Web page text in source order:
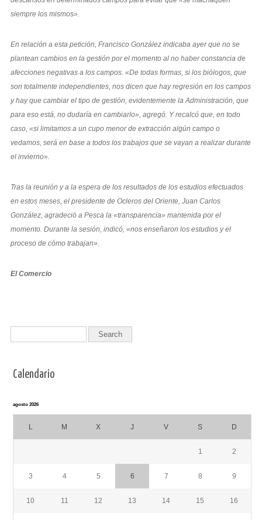
siempre los mismos».
En relación a esta petición, Francisco González indicaba ayer que no se
plantean cambios en la gestión por el momento al no haber constancia de
afecciones negativas a los campos. «De todas formas, si los biólogos, que
son totalmente independientes, nos dicen que hay regresión en los campos
y hay que cambiar el tipo de gestión, evidentemente la Administración, que
para eso está, no dudaría en cambiarlo», agregó. Y recalcó que, en todo
caso, «si limitamos a un cupo menor de extracción algún campo o
vedamos, será en base a todos los trabajos que se vayan a realizar durante
el invierno».
Tras la reunión y a la espera de los resultados de los estudios efectuados
en estos meses, el presidente de Ocleros del Oriente, Juan Carlos
González, agradeció a Pesca la «transparencia» mantenida por el
momento. Durante la sesión, indicó, «nos enseñaron los estudios y el
proceso de cómo trabajan».
El Comercio
Calendario
agosto 2026
L M X J V S D
1 2
3 4 5 6 7 8 9
10 11 12 13 14 15 16